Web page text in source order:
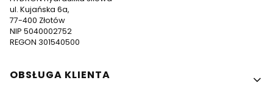
ul. Kujańska 6a,
77-400 Złotów
NIP 5040002752
REGON 301540500
Linki w stopce
OBSŁUGA KLIENTA